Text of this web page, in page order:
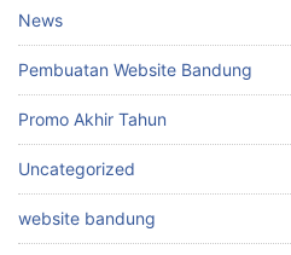
News
Pembuatan Website Bandung
Promo Akhir Tahun
Uncategorized
website bandung